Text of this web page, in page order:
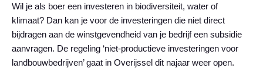
Wil je als boer een investeren in biodiversiteit, water of
klimaat? Dan kan je voor de investeringen die niet direct
bijdragen aan de winstgevendheid van je bedrijf een subsidie
aanvragen. De regeling ‘niet-productieve investeringen voor
landbouwbedrijven’ gaat in Overijssel dit najaar weer open.